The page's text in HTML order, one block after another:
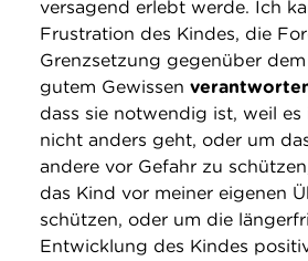
versagend erlebt werde. Ich
Frustration des Kindes, die
Grenzsetzung gegenüber
gutem Gewissen
dass sie notwendig ist, weil
nicht anders geht, oder um
andere vor Gefahr zu
das Kind vor meiner eigenen
schützen, oder um die
Entwicklung des Kindes